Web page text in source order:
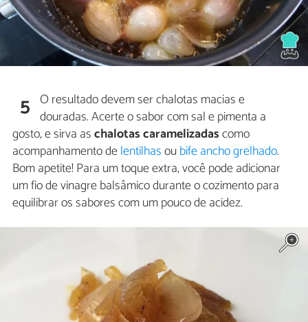
5 O resultado devem ser chalotas macias e
douradas. Acerte o sabor com sal e pimenta a
gosto, e sirva aschalotas caramelizadascomo
acompanhamento delentilhasoubife ancho grelhado.
Bom apetite! Para um toque extra, você pode adicionar
um fio de vinagre balsâmico durante o cozimento para
equilibrar os sabores com um pouco de acidez.